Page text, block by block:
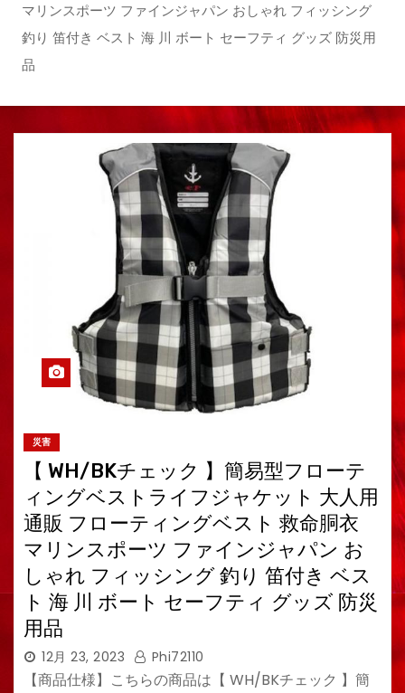
マリンスポーツ ファインジャパン おしゃれ フィッシング
釣り 笛付き ベスト 海 川 ボート セーフティ グッズ 防災用
品
災害
【 WH/BKチェック 】簡易型フローテ
ィングベストライフジャケット 大人用
通販 フローティングベスト 救命胴衣
マリンスポーツ ファインジャパン お
しゃれ フィッシング 釣り 笛付き ベス
ト 海 川 ボート セーフティ グッズ 防災
用品
12月 23, 2023 Phi72110
【商品仕様】こちらの商品は【 WH/BKチェック 】簡